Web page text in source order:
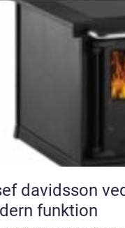
vedspis klassisk
funktion